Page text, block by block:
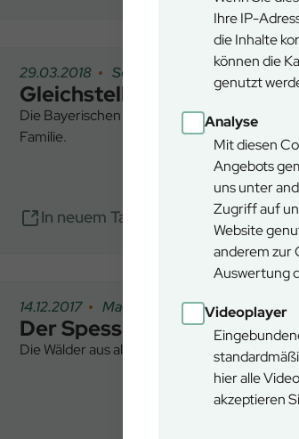
Ihre IP-
die Inhalte
können die
genutzt
Analyse
Mit diesen
Angebots
uns unter
Zugriff auf
Website
anderem zur
Auswertung
Videoplayer
hier alle
akzeptieren
29.03.2018 Sonstiges PDF (0,27 MB)
Gleichstellungskonzept
Die Bayerischen Staatsforsten stehen für
Familie.
In neuem Tab öffnen
14.12.2017 Magazin PDF (2,82 MB)
Der Spessart: 3. Ausgabe
Die Wälder aus alten Eichen und Buchen